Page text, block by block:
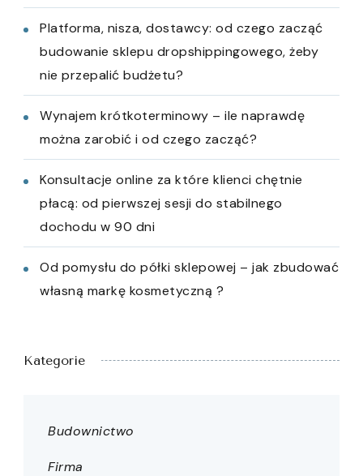
Platforma, nisza, dostawcy: od czego zacząć
budowanie sklepu dropshippingowego, żeby
nie przepalić budżetu?
Wynajem krótkoterminowy – ile naprawdę
można zarobić i od czego zacząć?
Konsultacje online za które klienci chętnie
płacą: od pierwszej sesji do stabilnego
dochodu w 90 dni
Od pomysłu do półki sklepowej – jak zbudować
własną markę kosmetyczną ?
Kategorie
Budownictwo
Firma